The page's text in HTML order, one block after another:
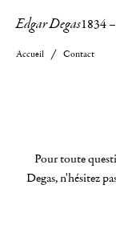
Edgar Degas1834–
Accueil Contact
Pour toute
Degas, n'hésitez